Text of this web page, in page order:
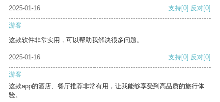
2025-01-16 支持[0] 反对[0]
游客
这款软件非常实用，可以帮助我解决很多问题。
2025-01-16 支持[0] 反对[0]
游客
这款app的酒店、餐厅推荐非常有用，让我能够享受到高品质的旅行体
验。